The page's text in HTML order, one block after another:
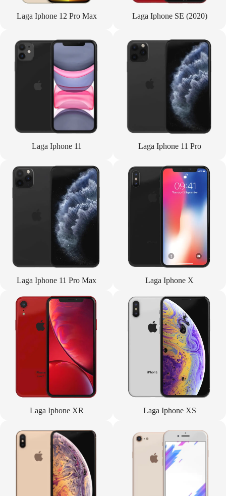
Laga Iphone 12 Pro Max Laga Iphone SE (2020)
Laga Iphone 11 Laga Iphone 11 Pro
Laga Iphone 11 Pro Max Laga Iphone X
Laga Iphone XR Laga Iphone XS